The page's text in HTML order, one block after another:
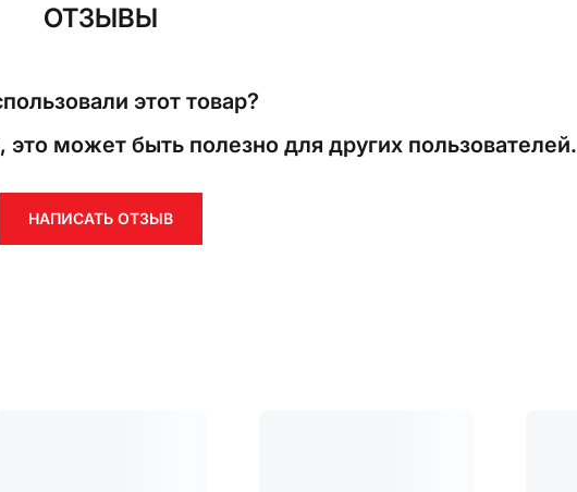
ОТЗЫВЫ
этот товар?
может быть полезно для других пользователей.
НАПИСАТЬ ОТЗЫВ